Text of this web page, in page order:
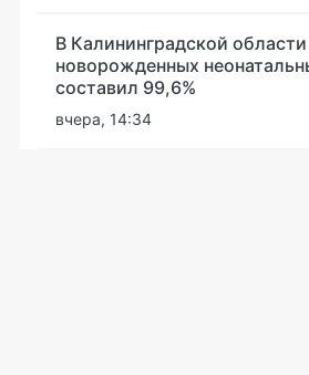
В Калининградской области
новорожденных
составил 99,6%
вчера, 14:34